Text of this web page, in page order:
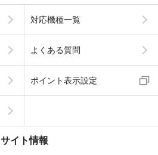
対応機種一覧
よくある質問
ポイント表示設定
サイト情報